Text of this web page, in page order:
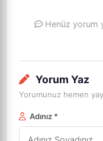
Henüz yorum
Yorum Yaz
Yorumunuz hemen
Adınız *